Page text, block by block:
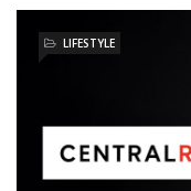
LIFESTYLE